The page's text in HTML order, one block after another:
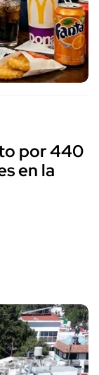
por 440
en la